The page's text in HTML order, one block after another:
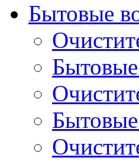
Бытовые
Бытовые